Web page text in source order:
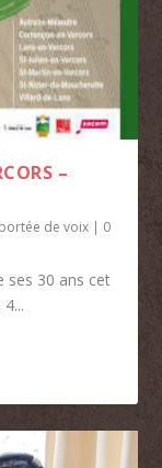
–
de voix | 0
ses 30 ans cet